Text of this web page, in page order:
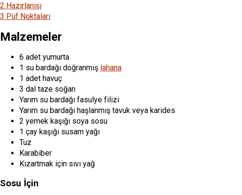
2 Hazırlanışı
3 Püf Noktaları
Malzemeler
6 adet yumurta
1 su bardağı doğranmış lahana
1 adet havuç
3 dal taze soğan
Yarım su bardağı fasulye filizi
Yarım su bardağı haşlanmış tavuk veya karides
2 yemek kaşığı soya sosu
1 çay kaşığı susam yağı
Tuz
Karabiber
Kızartmak için sıvı yağ
Sosu İçin